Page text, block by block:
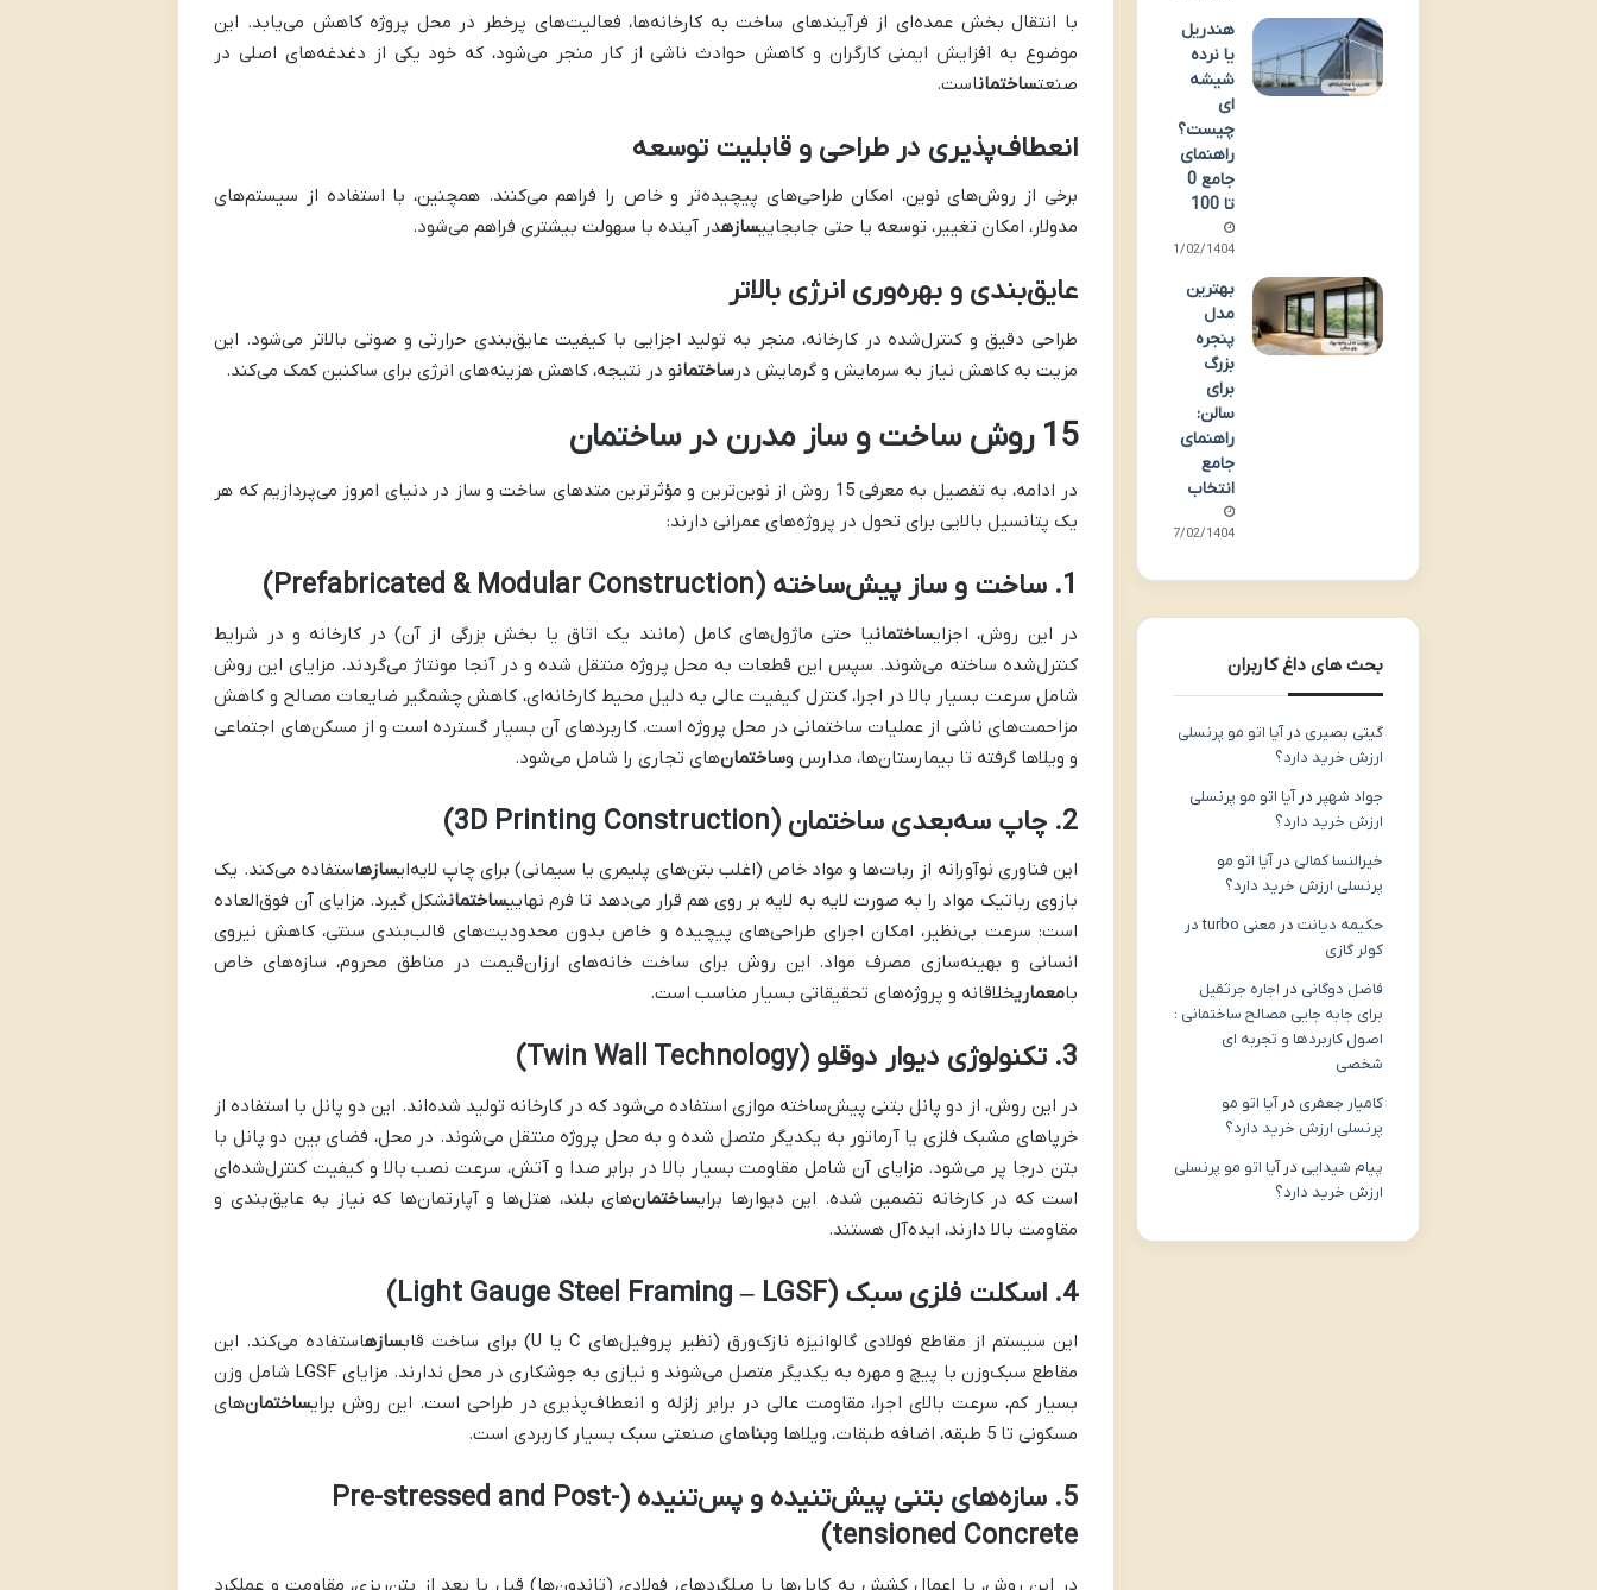
با انتقال بخش عمده‌ای از فرآیندهای ساخت به کارخانه‌ها، فعالیت‌های پرخطر در محل پروژه کاهش می‌یابد. این
موضوع به افزایش ایمنی کارگران و کاهش حوادث ناشی از کار منجر می‌شود، که خود یکی از دغدغه‌های اصلی در
صنعتساختماناست.
انعطاف‌پذیری در طراحی و قابلیت توسعه
برخی از روش‌های نوین، امکان طراحی‌های پیچیده‌تر و خاص را فراهم می‌کنند. همچنین، با استفاده از سیستم‌های
مدولار، امکان تغییر، توسعه یا حتی جابجاییسازهدر آینده با سهولت بیشتری فراهم می‌شود.
عایق‌بندی و بهره‌وری انرژی بالاتر
طراحی دقیق و کنترل‌شده در کارخانه، منجر به تولید اجزایی با کیفیت عایق‌بندی حرارتی و صوتی بالاتر می‌شود. این
مزیت به کاهش نیاز به سرمایش و گرمایش درساختمانو در نتیجه، کاهش هزینه‌های انرژی برای ساکنین کمک می‌کند.
15 روش ساخت و ساز مدرن در ساختمان
در ادامه، به تفصیل به معرفی 15 روش از نوین‌ترین و مؤثرترین متدهای ساخت و ساز در دنیای امروز می‌پردازیم که هر
یک پتانسیل بالایی برای تحول در پروژه‌های عمرانی دارند:
1. ساخت و ساز پیش‌ساخته (Prefabricated & Modular Construction)
در این روش، اجزایساختمانیا حتی ماژول‌های کامل (مانند یک اتاق یا بخش بزرگی از آن) در کارخانه و در شرایط
کنترل‌شده ساخته می‌شوند. سپس این قطعات به محل پروژه منتقل شده و در آنجا مونتاژ می‌گردند. مزایای این روش
شامل سرعت بسیار بالا در اجرا، کنترل کیفیت عالی به دلیل محیط کارخانه‌ای، کاهش چشمگیر ضایعات مصالح و کاهش
مزاحمت‌های ناشی از عملیات ساختمانی در محل پروژه است. کاربردهای آن بسیار گسترده است و از مسکن‌های اجتماعی
و ویلاها گرفته تا بیمارستان‌ها، مدارس وساختمان‌های تجاری را شامل می‌شود.
2. چاپ سه‌بعدی ساختمان (3D Printing Construction)
این فناوری نوآورانه از ربات‌ها و مواد خاص (اغلب بتن‌های پلیمری یا سیمانی) برای چاپ لایه‌ایسازهاستفاده می‌کند. یک
بازوی رباتیک مواد را به صورت لایه به لایه بر روی هم قرار می‌دهد تا فرم نهاییساختمانشکل گیرد. مزایای آن فوق‌العاده
است: سرعت بی‌نظیر، امکان اجرای طراحی‌های پیچیده و خاص بدون محدودیت‌های قالب‌بندی سنتی، کاهش نیروی
انسانی و بهینه‌سازی مصرف مواد. این روش برای ساخت خانه‌های ارزان‌قیمت در مناطق محروم، سازه‌های خاص
بامعماریخلاقانه و پروژه‌های تحقیقاتی بسیار مناسب است.
3. تکنولوژی دیوار دوقلو (Twin Wall Technology)
در این روش، از دو پانل بتنی پیش‌ساخته موازی استفاده می‌شود که در کارخانه تولید شده‌اند. این دو پانل با استفاده از
خرپاهای مشبک فلزی یا آرماتور به یکدیگر متصل شده و به محل پروژه منتقل می‌شوند. در محل، فضای بین دو پانل با
بتن درجا پر می‌شود. مزایای آن شامل مقاومت بسیار بالا در برابر صدا و آتش، سرعت نصب بالا و کیفیت کنترل‌شده‌ای
است که در کارخانه تضمین شده. این دیوارها برایساختمان‌های بلند، هتل‌ها و آپارتمان‌ها که نیاز به عایق‌بندی و
مقاومت بالا دارند، ایده‌آل هستند.
4. اسکلت فلزی سبک (Light Gauge Steel Framing – LGSF)
این سیستم از مقاطع فولادی گالوانیزه نازک‌ورق (نظیر پروفیل‌های C یا U) برای ساخت قاب سازهاستفاده می‌کند. این
مقاطع سبک‌وزن با پیچ و مهره به یکدیگر متصل می‌شوند و نیازی به جوشکاری در محل ندارند. مزایای LGSF شامل وزن
بسیار کم، سرعت بالای اجرا، مقاومت عالی در برابر زلزله و انعطاف‌پذیری در طراحی است. این روش برایساختمان‌های
مسکونی تا 5 طبقه، اضافه طبقات، ویلاها و
بناهای صنعتی سبک بسیار کاربردی است.
5. سازه‌های بتنی پیش‌تنیده و پس‌تنیده (Pre-stressed and Post-
tensioned Concrete)
در این روش، با اعمال کشش به کابل‌ها یا میلگردهای فولادی (تاندون‌ها) قبل یا بعد از بتن‌ریزی، مقاومت و عملکرد
هندریل
یا نرده
شیشه
ای
چیست؟
راهنمای
جامع 0
تا 100
21/02/1404
بهترین
مدل
پنجره
بزرگ
برای
سالن:
راهنمای
جامع
انتخاب
17/02/1404
بحث های داغ کاربران
گیتی بصیری درآیا اتو مو پرنسلی
ارزش خرید دارد؟
جواد شهپر درآیا اتو مو پرنسلی
ارزش خرید دارد؟
خیرالنسا کمالی درآیا اتو مو
پرنسلی ارزش خرید دارد؟
حکیمه دیانت در
معنی turbo در
کولر گازی
فاضل دوگانی در اجاره جرثقیل
برای جابه جایی مصالح ساختمانی :
اصول کاربردها و تجربه ای
شخصی
کامیار جعفری درآیا اتو مو
پرنسلی ارزش خرید دارد؟
پیام شیدایی درآیا اتو مو پرنسلی
ارزش خرید دارد؟